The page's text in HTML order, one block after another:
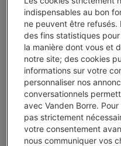
Comparer
RYZEN 7 | 64
Stockage: 2
Processeur:
Carte
indispensables au bon
ne peuvent être refusés.
des fins statistiques
la manière dont vous et
notre site; des cookies
informations sur votre
personnaliser nos
conversationnels
avec Vanden Borre.
pas strictement
votre consentement
nous communiquer vos